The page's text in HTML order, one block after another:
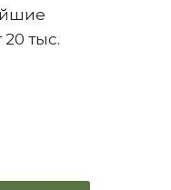
тыс.